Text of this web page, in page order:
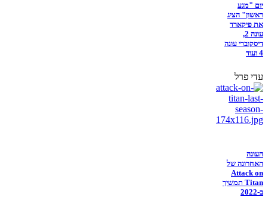
יום "מגע
ראשון" הציג
את פיקארד
עונה 2,
דיסקוברי עונה
4 ועוד
עדי פרל
העונה
האחרונה של
Attack on
Titan תמשיך
ב-2022